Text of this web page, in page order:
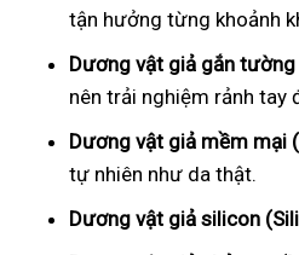
tận hưởng từng khoảnh
Dương vật giả gắn
nên trải nghiệm rảnh tay
Dương vật giả mềm mại
tự nhiên như da thật.
Dương vật giả silicon